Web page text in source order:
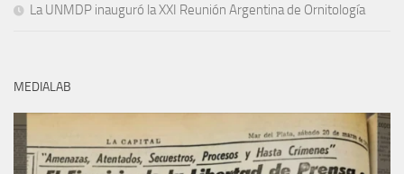
La UNMDP inauguró la XXI Reunión Argentina de Ornitología
MEDIALAB